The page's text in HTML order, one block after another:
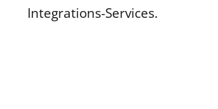
Integrations-Services.